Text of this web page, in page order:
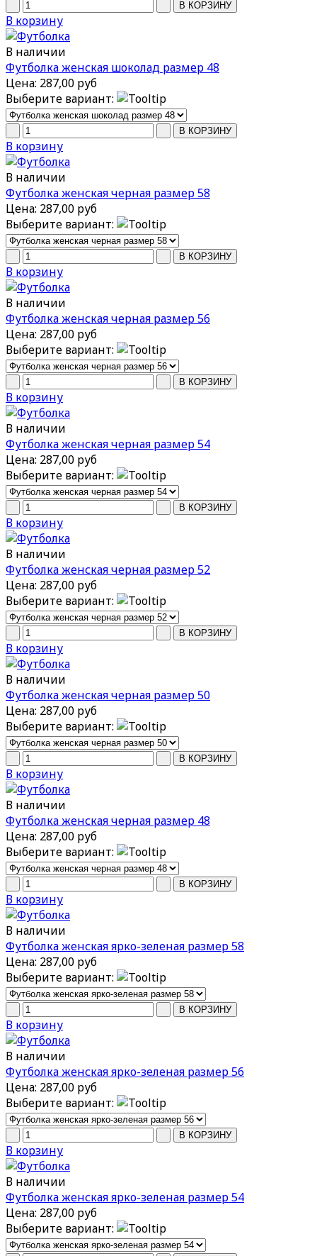
В корзину
В наличии
Футболка женская шоколад размер 48
Цена: 287,00 руб
Выберите вариант:
В корзину
В наличии
Футболка женская черная размер 58
Цена: 287,00 руб
Выберите вариант:
В корзину
В наличии
Футболка женская черная размер 56
Цена: 287,00 руб
Выберите вариант:
В корзину
В наличии
Футболка женская черная размер 54
Цена: 287,00 руб
Выберите вариант:
В корзину
В наличии
Футболка женская черная размер 52
Цена: 287,00 руб
Выберите вариант:
В корзину
В наличии
Футболка женская черная размер 50
Цена: 287,00 руб
Выберите вариант:
В корзину
В наличии
Футболка женская черная размер 48
Цена: 287,00 руб
Выберите вариант:
В корзину
В наличии
Футболка женская ярко-зеленая размер 58
Цена: 287,00 руб
Выберите вариант:
В корзину
В наличии
Футболка женская ярко-зеленая размер 56
Цена: 287,00 руб
Выберите вариант:
В корзину
В наличии
Футболка женская ярко-зеленая размер 54
Цена: 287,00 руб
Выберите вариант: